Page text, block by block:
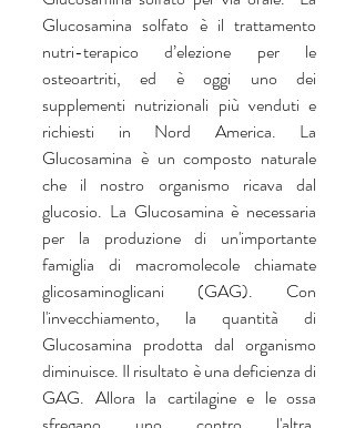
Glucosamina solfato è il trattamento
nutri-terapico d’elezione per le
osteoartriti, ed è oggi uno dei
supplementi nutrizionali più venduti e
richiesti in Nord America. La
Glucosamina è un composto naturale
che il nostro organismo ricava dal
glucosio. La Glucosamina è necessaria
per la produzione di un'importante
famiglia di macromolecole chiamate
glicosaminoglicani (GAG). Con
l'invecchiamento, la quantità di
Glucosamina prodotta dal organismo
diminuisce. Il risultato è una deficienza di
GAG. Allora la cartilagine e le ossa